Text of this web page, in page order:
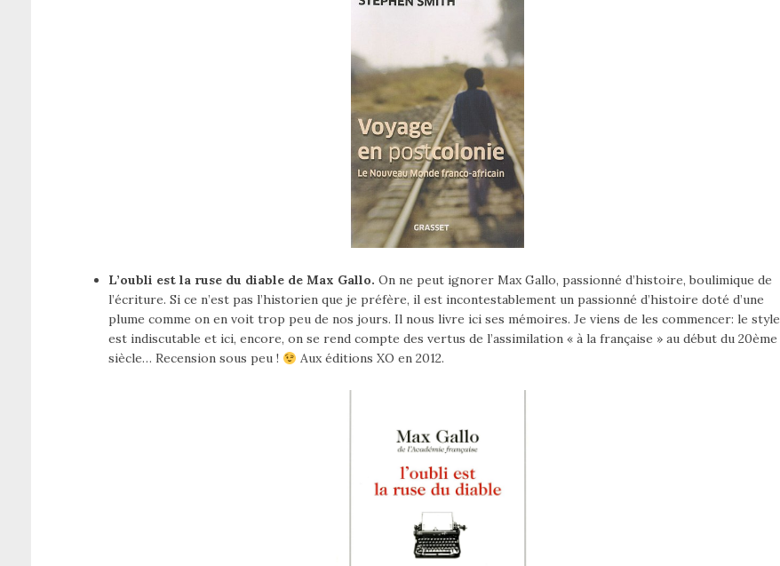
L’oubli est la ruse du diable de Max Gallo. On ne peut ignorer Max Gallo, passionné d’histoire, boulimique de
l’écriture. Si ce n’est pas l’historien que je préfère, il est incontestablement un passionné d’histoire doté d’une
plume comme on en voit trop peu de nos jours. Il nous livre ici ses mémoires. Je viens de les commencer: le style
est indiscutable et ici, encore, on se rend compte des vertus de l’assimilation « à la française » au début du 20ème
siècle… Recension sous peu !
Aux éditions XO en 2012.